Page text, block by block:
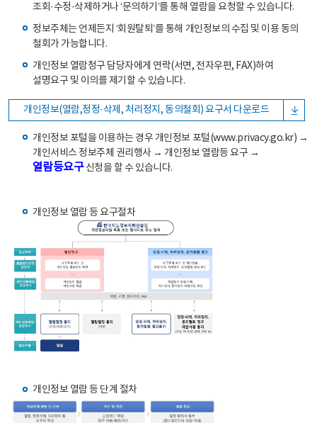
조회·수정·삭제하거나 ‘문의하기’를 통해 열람을 요청할 수 있습니다.
정보주체는 언제든지 ‘회원탈퇴’를 통해 개인정보의 수집 및 이용 동의
철회가 가능합니다.
개인정보 열람청구 담당자에게 연락(서면, 전자우편, FAX)하여
설명요구 및 이의를 제기할 수 있습니다.
개인정보(열람,정정·삭제, 처리정지, 동의철회) 요구서 다운로드
개인정보 포털을 이용하는 경우 개인정보 포털(www.privacy.go.kr) →
개인서비스 정보주체 권리행사 → 개인정보 열람등 요구 →
열람등요구신청을 할 수 있습니다.
개인정보 열람 등 요구절차
개인정보 열람 등 단계 절차